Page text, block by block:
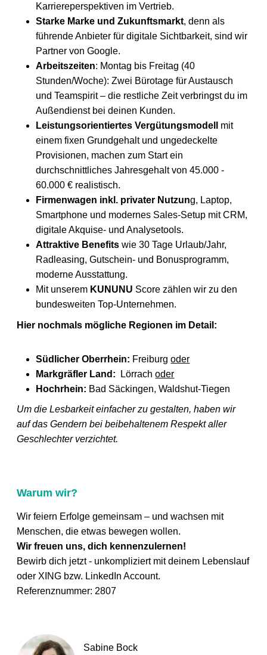
Karriereperspektiven im Vertrieb.
Starke Marke und Zukunftsmarkt, denn als
führende Anbieter für digitale Sichtbarkeit, sind wir
Partner von Google.
Arbeitszeiten: Montag bis Freitag (40
Stunden/Woche): Zwei Bürotage für Austausch
und Teamspirit – die restliche Zeit verbringst du im
Außendienst bei deinen Kunden.
Leistungsorientiertes Vergütungsmodell
mit
einem fixen Grundgehalt und ungedeckelte
Provisionen, machen zum Start ein
durchschnittliches Jahresgehalt von 45.000 -
60.000 € realistisch.
Firmenwagen inkl. privater Nutzung, Laptop,
Smartphone und modernes Sales-Setup mit CRM,
digitale Akquise- und Analysetools.
Attraktive Benefits wie 30 Tage Urlaub/Jahr,
Radleasing, Gutschein- und Bonusprogramm,
moderne Ausstattung.
Mit unserem KUNUNU Score zählen wir zu den
bundesweiten Top-Unternehmen.
Hier nochmals mögliche Regionen im Detail:
Südlicher Oberrhein: Freiburgoder
Markgräfler Land:
Lörrachoder
Hochrhein: Bad Säckingen, Waldshut-Tiegen
Um die Lesbarkeit einfacher zu gestalten, haben wir
auf das Gendern bei beibehaltenem Respekt aller
Geschlechter verzichtet.
Warum wir?
Wir feiern Erfolge gemeinsam – und wachsen mit
Menschen, die etwas bewegen wollen.
Wir freuen uns, dich kennenzulernen!
Bewirb dich jetzt - unkompliziert mit deinem Lebenslauf
oder XING bzw. LinkedIn Account.
Referenznummer: 2807
Sabine Bock